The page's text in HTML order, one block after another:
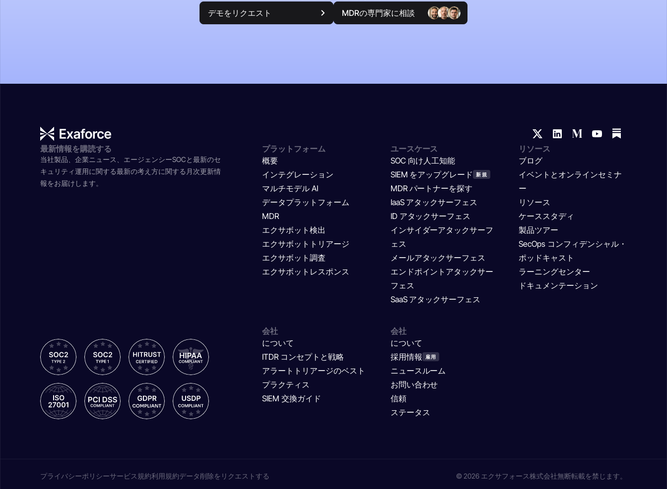
デモをリクエスト
MDRの専門家に相談
最新情報を購読する
当社製品、企業ニュース、エージェンシーSOCと最新のセ
キュリティ運用に関する最新の考え方に関する月次更新情
報をお届けします。
プラットフォーム
概要
インテグレーション
マルチモデル AI
データプラットフォーム
MDR
エクサボット検出
エクサボットトリアージ
エクサボット調査
エクサボットレスポンス
ユースケース
SOC 向け人工知能
SIEM をアップグレード
新規
MDR パートナーを探す
IaaS アタックサーフェス
ID アタックサーフェス
インサイダーアタックサーフ
ェス
メールアタックサーフェス
エンドポイントアタックサー
フェス
SaaS アタックサーフェス
リソース
ブログ
イベントとオンラインセミナ
ー
リソース
ケーススタディ
製品ツアー
SecOps コンフィデンシャル・
ポッドキャスト
ラーニングセンター
ドキュメンテーション
会社
について
ITDR コンセプトと戦略
アラートトリアージのベスト
プラクティス
SIEM 交換ガイド
会社
について
採用情報
雇用
ニュースルーム
お問い合わせ
信頼
ステータス
プライバシーポリシーサービス規約利用規約データ削除をリクエストする © 2026 エクサフォース株式会社無断転載を禁じます。